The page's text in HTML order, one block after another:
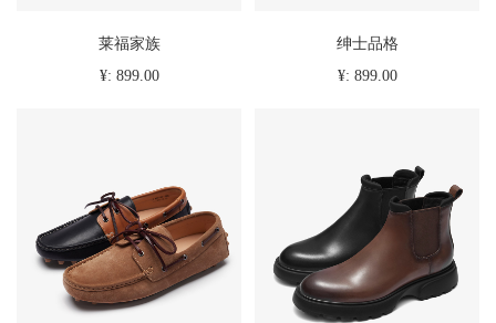
莱福家族
¥: 899.00
绅士品格
¥: 899.00